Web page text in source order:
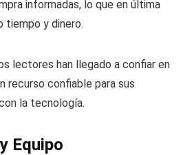
informadas, lo que en última
tiempo y dinero.
lectores han llegado a confiar en
recurso confiable para sus
la tecnología.
Equipo